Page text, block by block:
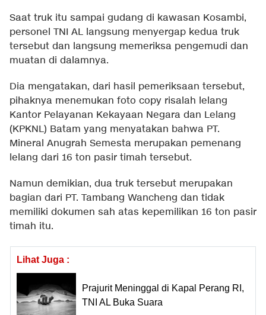
Saat truk itu sampai gudang di kawasan Kosambi,
personel TNI AL langsung menyergap kedua truk
tersebut dan langsung memeriksa pengemudi dan
muatan di dalamnya.
Dia mengatakan, dari hasil pemeriksaan tersebut,
pihaknya menemukan foto copy risalah lelang
Kantor Pelayanan Kekayaan Negara dan Lelang
(KPKNL) Batam yang menyatakan bahwa PT.
Mineral Anugrah Semesta merupakan pemenang
lelang dari 16 ton pasir timah tersebut.
Namun demikian, dua truk tersebut merupakan
bagian dari PT. Tambang Wancheng dan tidak
memiliki dokumen sah atas kepemilikan 16 ton pasir
timah itu.
Lihat Juga :
Prajurit Meninggal di Kapal Perang RI,
TNI AL Buka Suara